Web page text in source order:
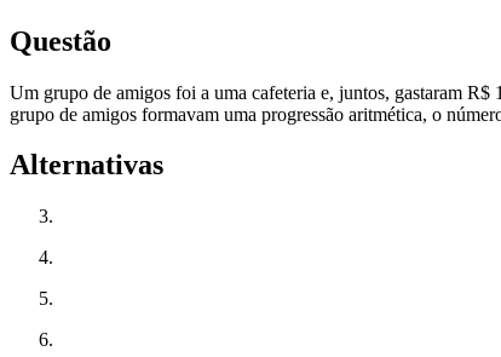
Questão
Um grupo de amigos foi a uma cafeteria e, juntos, gastaram
grupo de amigos formavam uma progressão aritmética, o
Alternativas